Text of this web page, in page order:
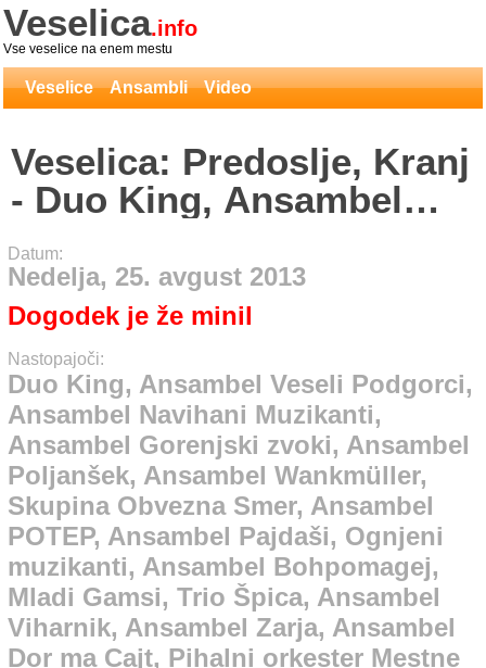
Veselica.info
Vse veselice na enem mestu
Veselice Ansambli Video
Veselica: Predoslje, Kranj
- Duo King, Ansambel
Veseli Podgorci,
Ansambel Navihani
Muzikanti, Ansambel
Gorenjski zvoki,
Ansambel Poljanšek,
Ansambel Wankmüller,
Skupina Obvezna Smer,
Ansambel POTEP,
Ansambel Pajdaši,
Ognjeni muzikanti,
Ansambel Bohpomagej,
Mladi Gamsi, Trio Špica,
Datum:
Nedelja, 25. avgust 2013
Dogodek je že minil
Nastopajoči:
Duo King, Ansambel Veseli Podgorci,
Ansambel Navihani Muzikanti,
Ansambel Gorenjski zvoki, Ansambel
Poljanšek, Ansambel Wankmüller,
Skupina Obvezna Smer, Ansambel
POTEP, Ansambel Pajdaši, Ognjeni
muzikanti, Ansambel Bohpomagej,
Mladi Gamsi, Trio Špica, Ansambel
Viharnik, Ansambel Zarja, Ansambel
Dor ma Cajt, Pihalni orkester Mestne